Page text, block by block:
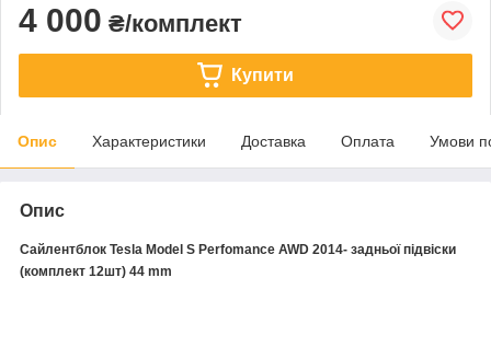
4 000 ₴/комплект
Купити
Опис Характеристики Доставка Оплата Умови
Опис
Сайлентблок Tesla Model S Perfomance AWD 2014- задньої підвіски
(комплект 12шт) 44 mm